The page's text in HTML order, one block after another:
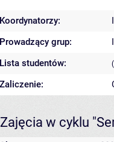
Koordynatorzy:
Prowadzący grup:
Lista studentów:
Zaliczenie:
Zajęcia w cyklu